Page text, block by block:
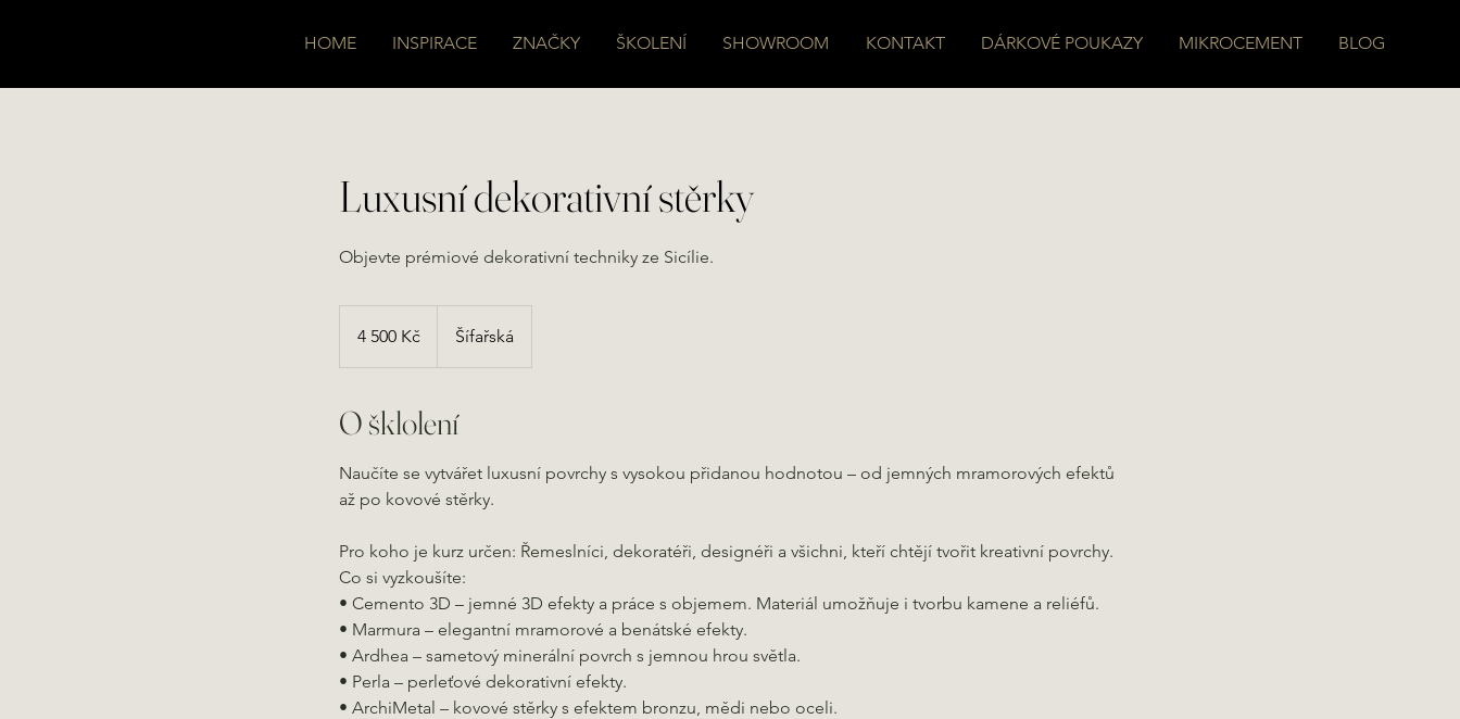
HOME INSPIRACE ZNAČKY ŠKOLENÍ SHOWROOM KONTAKT DÁRKOVÉ POUKAZY MIKROCEMENT BLOG
Luxusní dekorativní stěrky
Objevte prémiové dekorativní techniky ze Sicílie.
korun4 500 Kč Šífařská
O šklolení
Naučíte se vytvářet luxusní povrchy s vysokou přidanou hodnotou – od jemných mramorových efektů
až po kovové stěrky.
Pro koho je kurz určen: Řemeslníci, dekoratéři, designéři a všichni, kteří chtějí tvořit kreativní povrchy.
Co si vyzkoušíte:
• Cemento 3D – jemné 3D efekty a práce s objemem. Materiál umožňuje i tvorbu kamene a reliéfů.
• Marmura – elegantní mramorové a benátské efekty.
• Ardhea – sametový minerální povrch s jemnou hrou světla.
• Perla – perleťové dekorativní efekty.
• ArchiMetal – kovové stěrky s efektem bronzu, mědi nebo oceli.